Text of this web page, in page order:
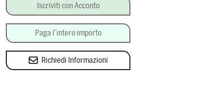
Iscriviti con Acconto
Paga l’intero importo
Richiedi Informazioni